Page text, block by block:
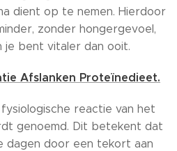
dient op te nemen. Hierdoor
zonder hongergevoel,
je bent vitaler dan ooit.
Afslanken Proteïnedieet.
reactie van het
genoemd. Dit betekent dat
dagen door een tekort aan